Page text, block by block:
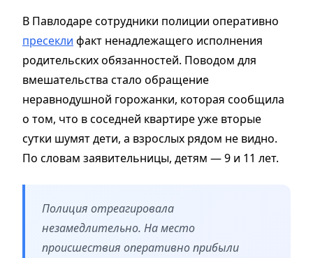
В Павлодаре сотрудники полиции оперативно
пресекли факт ненадлежащего исполнения
родительских обязанностей. Поводом для
вмешательства стало обращение
неравнодушной горожанки, которая сообщила
о том, что в соседней квартире уже вторые
сутки шумят дети, а взрослых рядом не видно.
По словам заявительницы, детям — 9 и 11 лет.
Полиция отреагировала
незамедлительно. На место
происшествия оперативно прибыли